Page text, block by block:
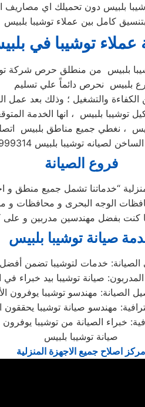
بلبيس دون تحميلك اي مصاريف
توشيبا في
بلبيس من منطلق حرص شركة
بلبيس نحرص دائماً علي تسليم
والتشغيل ؛ وذلك بعد عمل
توشيبا بلبيس ، انها الخدمة
، نغطي جميع مناطق بلبيس
فروع الصيانة
“خدماتنا تشمل جميع منطق و
الوجه البحرى و محافظات و
صيانة توشيبا بلبيس
صيانة توشيبا بلبيس
مركز اصلاح جميع الاجهزة المنزلية